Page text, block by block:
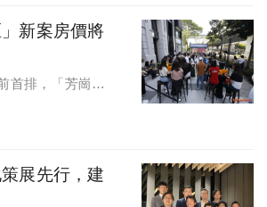
賣上120萬以上
新案房價將
首排，「芳崗高
展先行，建